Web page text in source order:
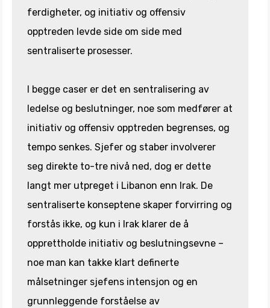
ferdigheter, og initiativ og offensiv
opptreden levde side om side med
sentraliserte prosesser.
I begge caser er det en sentralisering av
ledelse og beslutninger, noe som medfører at
initiativ og offensiv opptreden begrenses, og
tempo senkes. Sjefer og staber involverer
seg direkte to-tre nivå ned, dog er dette
langt mer utpreget i Libanon enn Irak. De
sentraliserte konseptene skaper forvirring og
forstås ikke, og kun i Irak klarer de å
opprettholde initiativ og beslutningsevne –
noe man kan takke klart definerte
målsetninger sjefens intensjon og en
grunnleggende forståelse av